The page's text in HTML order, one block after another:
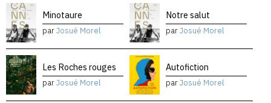
Minotaure
parJosué Morel
Notre salut
parJosué Morel
Les Roches rouges
parJosué Morel
Autofiction
parJosué Morel